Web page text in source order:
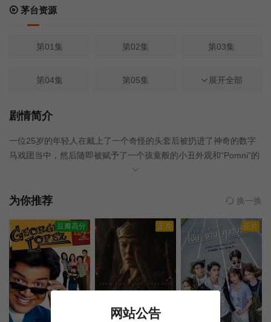
茅台资源
第01集 第02集 第03集
第04集 第05集 第06集
第07集
展开全部
剧情简介
一位25岁的年轻人在戴上了一个奇怪的头套后被扔进了神奇的数字
马戏团当中，然后随即被赋予了一个孩童般的小丑外观和“Pomni”的
名字，但在这个似乎对孩子和父母来说都充满着乐趣和欢乐的地
为你推荐 换一换
豆瓣高分 正片 正片
网站公告